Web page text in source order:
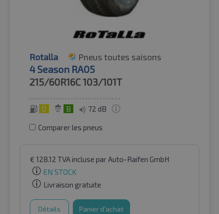
Rotalla Pneus toutes saisons
4 Season RA05
215/60R16C103/101T
D B 72 dB
Comparer les pneus
€ 128.12 TVA incluse par Auto-Raifen GmbH
EN STOCK
Livraison gratuite
Détails Panier d'achat